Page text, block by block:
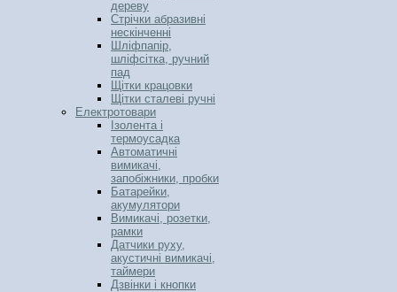
дереву
Стрічки абразивні
нескінченні
Шліфпапір,
шліфсітка, ручний
пад
Щітки крацовки
Щітки сталеві ручні
Електротовари
Ізолента і
термоусадка
Автоматичні
вимикачі,
запобіжники, пробки
Батарейки,
акумулятори
Вимикачі, розетки,
рамки
Датчики руху,
акустичні вимикачі,
таймери
Дзвінки і кнопки